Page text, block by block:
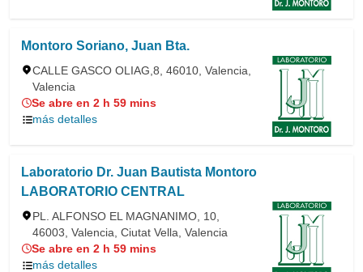
Montoro Soriano, Juan Bta.
CALLE GASCO OLIAG,8, 46010, Valencia,
Valencia
Se abre en 2 h 59 mins
más detalles
Laboratorio Dr. Juan Bautista Montoro
LABORATORIO CENTRAL
PL. ALFONSO EL MAGNANIMO, 10,
46003, Valencia, Ciutat Vella, Valencia
Se abre en 2 h 59 mins
más detalles